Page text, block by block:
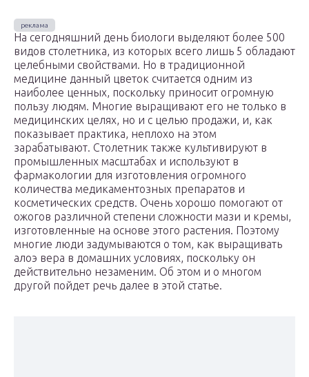
На сегодняшний день биологи выделяют более 500
видов столетника, из которых всего лишь 5 обладают
целебными свойствами. Но в традиционной
медицине данный цветок считается одним из
наиболее ценных, поскольку приносит огромную
пользу людям. Многие выращивают его не только в
медицинских целях, но и с целью продажи, и, как
показывает практика, неплохо на этом
зарабатывают. Столетник также культивируют в
промышленных масштабах и используют в
фармакологии для изготовления огромного
количества медикаментозных препаратов и
косметических средств. Очень хорошо помогают от
ожогов различной степени сложности мази и кремы,
изготовленные на основе этого растения. Поэтому
многие люди задумываются о том, как выращивать
алоэ вера в домашних условиях, поскольку он
действительно незаменим. Об этом и о многом
другой пойдет речь далее в этой статье.